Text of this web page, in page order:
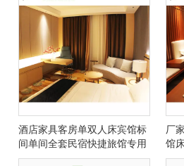
酒店家具客房单双人床宾馆标
间单间全套民宿快捷旅馆专用
单双人床
厂
馆
合